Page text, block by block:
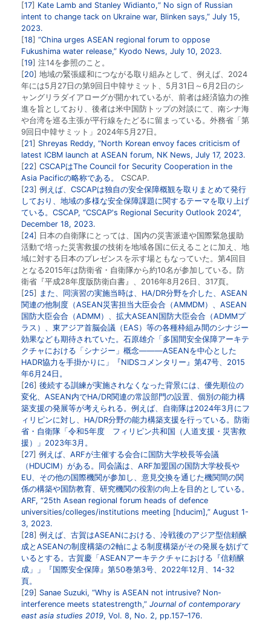
17 Kate Lamb and Stanley Widianto,“ No sign of Russian
intent to change tack on Ukraine war, Blinken says,” July 15,
2023.
18
“China urges ASEAN regional forum to oppose
Fukushima water release,” Kyodo News, July 10, 2023.
19 注14を参照のこと。
20 地域の緊張緩和につながる取り組みとして、例えば、2024
年には5月27日の第9回日中韓サミット、5月31日～6月2日のシ
ャングリラダイアローグが開かれているが、前者は経済協力の推
進を旨としており、後者は米中国防トップの対談にて、南シナ海
や台湾を巡る主張が平行線をたどるに留まっている。外務省「第
9回日中韓サミット」2024年5月27日。
21
Shreyas Reddy, “North Korean envoy faces criticism of
latest ICBM launch at ASEAN forum, NK News, July 17, 2023.
22
CSCAPはThe Council for Security Cooperation in the
Asia Pacificの略称である。 CSCAP.
23 例えば、CSCAPは独自の安全保障概観を取りまとめて発行
しており、地域の多様な安全保障課題に関するテーマを取り上げ
ている。CSCAP, “CSCAP's Regional Security Outlook 2024”,
December 18, 2023.
24
日本の自衛隊にとっては、国内の災害派遣や国際緊急援助
活動で培った災害救援の技術を地域各国に伝えることに加え、地
域に対する日本のプレゼンスを示す場ともなっていた。第4回目
となる2015年は防衛省・自衛隊から約10名が参加している。防
衛省『平成28年度版防衛白書』、2016年8月26日、317頁。
25
また、同演習の実施当時は、HA/DR分野を介した、ASEAN
関連の他制度（ASEAN災害担当大臣会合（AMMDM）、ASEAN
国防大臣会合（ADMM）、拡大ASEAN国防大臣会合（ADMMプ
ラス）、東アジア首脳会議（EAS）等の各種枠組み間のシナジー
効果なども期待されていた。石原雄介「多国間安全保障アーキテ
クチャにおける「シナジー」概念―――ASEANを中心とした
HADR協力を手掛かりに」『NIDSコメンタリー』第47号、2015
年6月24日。
26
後続する訓練が実施されなくなった背景には、優先順位の
変化、ASEAN内でHA/DR関連の常設部門の設置、個別の能力構
築支援の発展等が考えられる。例えば、自衛隊は2024年3月にフ
ィリピンに対し、HA/DR分野の能力構築支援を行っている。防衛
省・自衛隊「令和5年度 フィリピン共和国（人道支援・災害救
援）」2023年3月。
27 例えば、ARFが主催する会合に国防大学校長等会議
（HDUCIM）がある。同会議は、ARF加盟国の国防大学校長や
EU、その他の国際機関が参加し、意見交換を通じた機関間の関
係の構築や国防教育、研究機関の役割の向上を目的としている。
ARF, “25th Asean regional forum heads of defence
universities/colleges/institutions meeting [hducim] ,” August 1-
3, 2023.
28
例えば、古賀はASEANにおける、冷戦後のアジア型信頼醸
成とASEANの制度構築の2軸による制度構築がその発展を妨げて
いるとする。古賀慶「ASEANアーキテクチャにおける『信頼醸
成」」『国際安全保障』第50巻第3号、2022年12月、14-32
頁。
29
Sanae Suzuki, “Why is ASEAN not intrusive? Non-
interference meets statestrength,” Journal of contemporary
east asia studies 2019, Vol. 8, No. 2, pp.157–176.